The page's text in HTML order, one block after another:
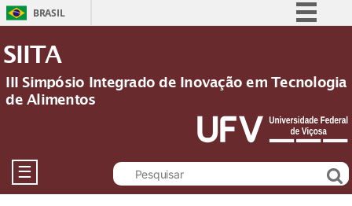
BRASIL
Participe
Acesso à informação
Legislação
Canais
SIITA
III Simpósio Integrado de Inovação em Tecnologia
de Alimentos
☰